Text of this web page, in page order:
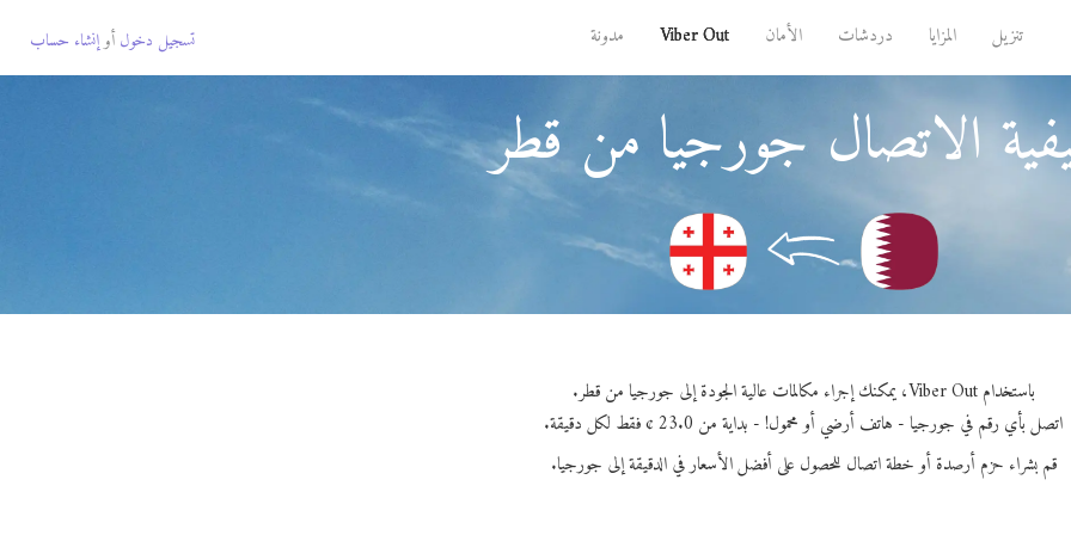
تنزيل المزايا دردشات الأمان Viber Out مدونة تسجيل دخول أوإنشاء حساب
الاتصال جورجيا من قطر
باستخدام Viber Out، يمكنك إجراء مكالمات عالية الجودة إلى جورجيا من قطر.
اتصل بأي رقم في جورجيا - هاتف أرضي أو محمول! - بداية من 23.0 ¢ فقط لكل دقيقة.
قم بشراء حزم أرصدة أو خطة اتصال للحصول على أفضل الأسعار في الدقيقة إلى جورجيا.